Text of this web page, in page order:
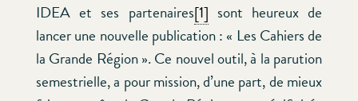
IDEA et ses partenaires[1] sont heureux de
lancer une nouvelle publication : « Les Cahiers de
la Grande Région ». Ce nouvel outil, à la parution
semestrielle, a pour mission, d’une part, de mieux